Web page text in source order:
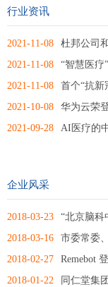
行业资讯
2021-11-08
杜邦公司和
2021-11-08
“智慧医疗
2021-11-08
首个“抗新
2021-10-08
华为云荣
2021-09-28
AI医疗的
企业风采
2018-03-23
“北京脑科
2018-03-16
市委常委
2018-02-27
Remebot
2018-01-22
同仁堂集